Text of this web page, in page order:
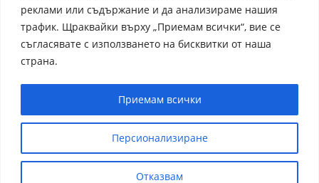
реклами или съдържание и да анализираме нашия
трафик. Щраквайки върху „Приемам всички“, вие се
съгласявате с използването на бисквитки от наша
страна.
Персионализиране
Отказвам
Приемам всички
receptite.online - Някои от рецептите са преведени от